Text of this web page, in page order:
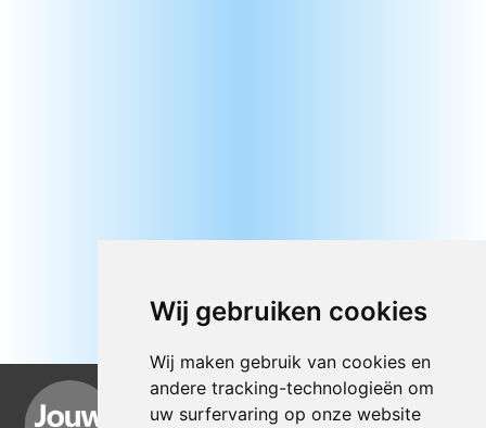
Wij gebruiken cookies
Wij maken gebruik van cookies en
andere tracking-technologieën om
uw surfervaring op onze website